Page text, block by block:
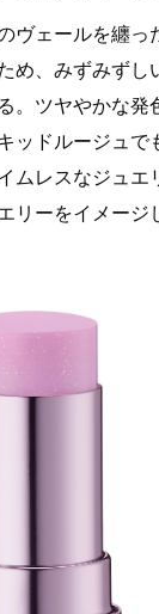
ェールを纏っ
め、みずみず
。ツヤやかな
ッドルージュ
ムレスなジュ
リーをイメー